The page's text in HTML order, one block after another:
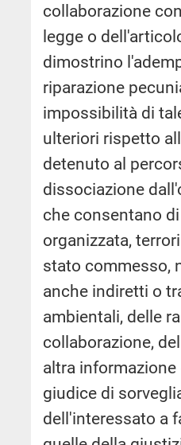
collaborazione
legge o
dimostrino
riparazione
impossibilità di
ulteriori rispetto
detenuto al
dissociazione
che consentano
organizzata,
stato commesso,
anche indiretti o
ambientali, delle
collaborazione,
altra
giudice di
dell'interessato a